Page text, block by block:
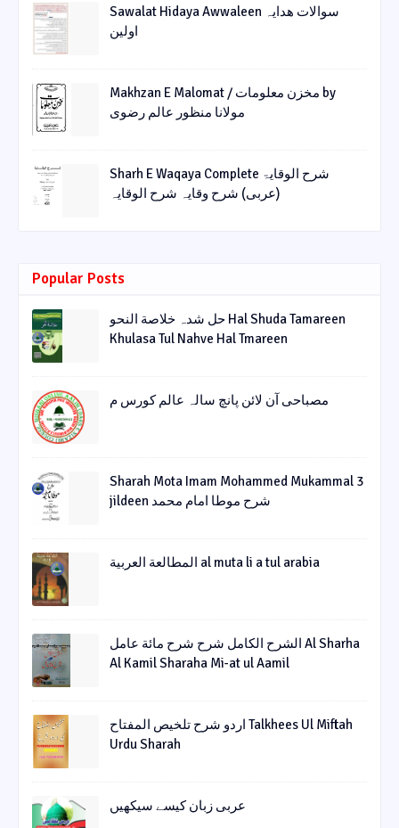
Sawalat Hidaya Awwaleen سوالات ھدایہ
اولین
Makhzan E Malomat / مخزن معلومات by
مولانا منظور عالم رضوی
Sharh E Waqaya Complete شرح الوقایۃ
(عربی) شرح وقایہ شرح الوقایہ
Popular Posts
حل شدہ خلاصة النحو Hal Shuda Tamareen
Khulasa Tul Nahve Hal Tmareen
مصباحی آن لائن پانچ سالہ عالم کورس م
Sharah Mota Imam Mohammed Mukammal 3
jildeen شرح موطا امام محمد
المطالعة العربية al muta li a tul arabia
الشرح الکامل شرح شرح مائة عامل Al Sharha
Al Kamil Sharaha Mi-at ul Aamil
اردو شرح تلخیص المفتاح Talkhees Ul Miftah
Urdu Sharah
عربی زبان کیسے سیکھیں